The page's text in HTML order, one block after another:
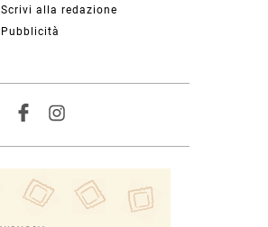
Scrivi alla redazione
Pubblicità